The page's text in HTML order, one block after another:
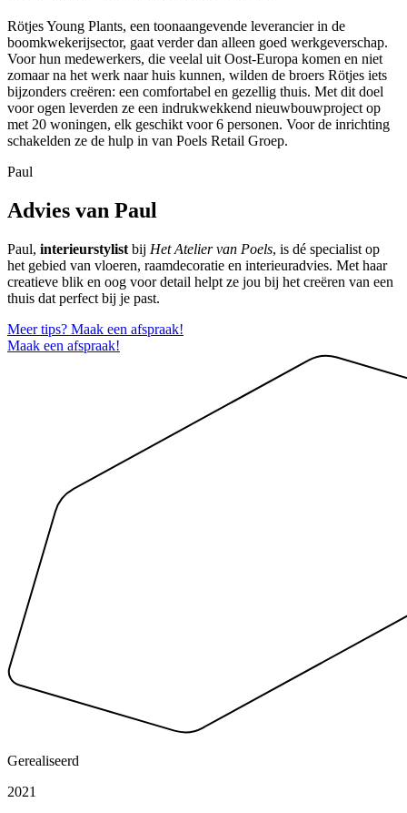
Rötjes Young Plants, een toonaangevende leverancier in de
boomkwekerijsector, gaat verder dan alleen goed werkgeverschap.
Voor hun medewerkers, die veelal uit Oost-Europa komen en niet
zomaar na het werk naar huis kunnen, wilden de broers Rötjes iets
bijzonders creëren: een comfortabel en gezellig thuis. Met dit doel
voor ogen leverden ze een indrukwekkend nieuwbouwproject op
met 20 woningen, elk geschikt voor 6 personen. Voor de inrichting
schakelden ze de hulp in van Poels Retail Groep.
Paul
Advies van Paul
Paul, interieurstylist bij Het Atelier van Poels, is dé specialist op
het gebied van vloeren, raamdecoratie en interieuradvies. Met haar
creatieve blik en oog voor detail helpt ze jou bij het creëren van een
thuis dat perfect bij je past.
Meer tips? Maak een afspraak!
Maak een afspraak!
Gerealiseerd
2021